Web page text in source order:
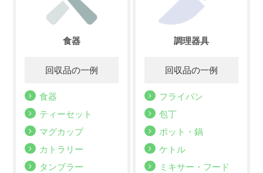
食器
食器
ティーセット
マグカップ
カトラリー
タンブラー
調理器具
フライパン
包丁
ポット・鍋
ケトル
ミキサー・フード